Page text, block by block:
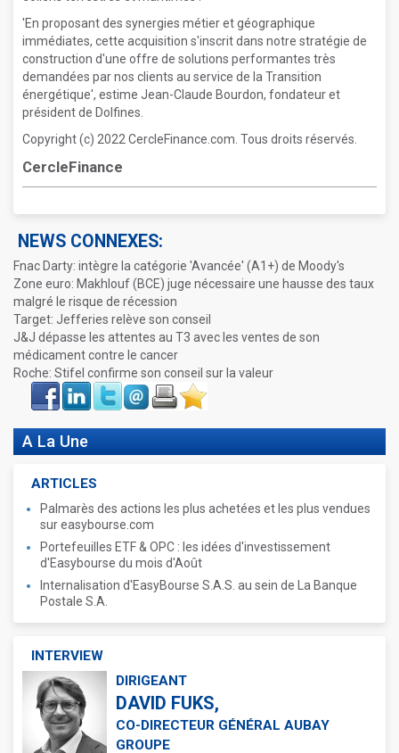
'En proposant des synergies métier et géographique
immédiates, cette acquisition s'inscrit dans notre stratégie de
construction d'une offre de solutions performantes très
demandées par nos clients au service de la Transition
énergétique', estime Jean-Claude Bourdon, fondateur et
président de Dolfines.
Copyright (c) 2022 CercleFinance.com. Tous droits réservés.
CercleFinance
NEWS CONNEXES:
Fnac Darty: intègre la catégorie 'Avancée' (A1+) de Moody's
Zone euro: Makhlouf (BCE) juge nécessaire une hausse des taux
malgré le risque de récession
Target: Jefferies relève son conseil
J&J dépasse les attentes au T3 avec les ventes de son
médicament contre le cancer
Roche: Stifel confirme son conseil sur la valeur
Face
book
LinkIn Twitter Envoyer ImprimerFavoris
A La Une
ARTICLES
Palmarès des actions les plus achetées et les plus vendues
sur easybourse.com
Portefeuilles ETF & OPC : les idées d'investissement
d'Easybourse du mois d'Août
Internalisation d'EasyBourse S.A.S. au sein de La Banque
Postale S.A.
INTERVIEW
DIRIGEANT
DAVID FUKS,
CO-DIRECTEUR GÉNÉRAL AUBAY
GROUPE